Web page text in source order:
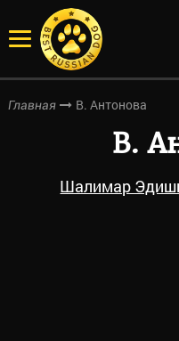
Главная В. Антонова
В.
Шалимар